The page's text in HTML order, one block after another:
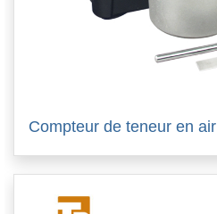
Compteur de teneur en air